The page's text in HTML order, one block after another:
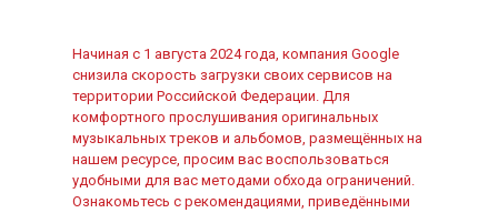
Начиная с 1 августа 2024 года, компания Google
снизила скорость загрузки своих сервисов на
территории Российской Федерации. Для
комфортного прослушивания оригинальных
музыкальных треков и альбомов, размещённых на
нашем ресурсе, просим вас воспользоваться
удобными для вас методами обхода ограничений.
Ознакомьтесь с рекомендациями, приведёнными